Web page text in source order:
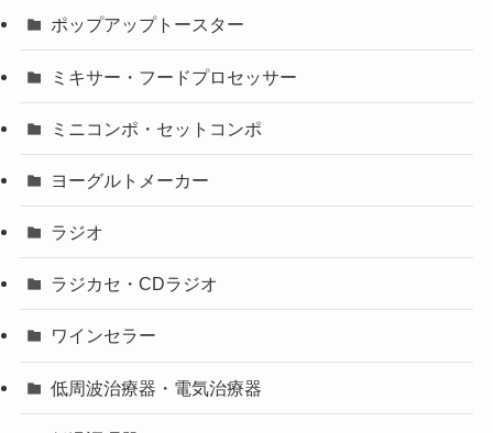
ポップアップトースター
ミキサー・フードプロセッサー
ミニコンポ・セットコンポ
ヨーグルトメーカー
ラジオ
ラジカセ・CDラジオ
ワインセラー
低周波治療器・電気治療器